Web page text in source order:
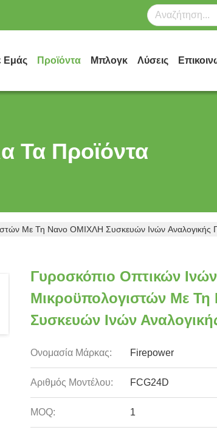
Εμάς Προϊόντα Μπλογκ Λύσεις
Τα Προϊόντα
Με Τη Νανο ΟΜΙΧΛΗ Συσκευών Ινών Αναλογικής
Γυροσκόπιο Οπτικών Ινών
Μικροϋπολογιστών Με
Συσκευών Ινών
Ονομασία Μάρκας: Firepower
Αριθμός Μοντέλου: FCG24D
MOQ: 1